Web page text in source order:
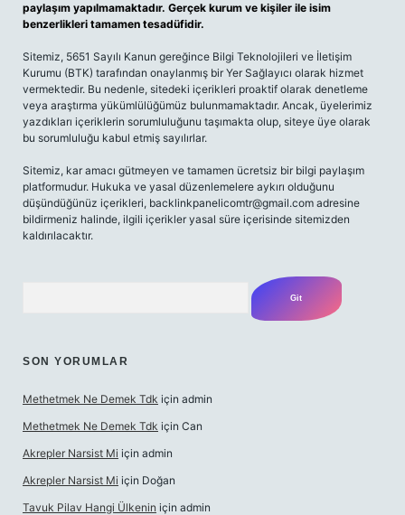
paylaşım yapılmamaktadır. Gerçek kurum ve kişiler ile isim
benzerlikleri tamamen tesadüfidir.
Sitemiz, 5651 Sayılı Kanun gereğince Bilgi Teknolojileri ve İletişim
Kurumu (BTK) tarafından onaylanmış bir Yer Sağlayıcı olarak hizmet
vermektedir. Bu nedenle, sitedeki içerikleri proaktif olarak denetleme
veya araştırma yükümlülüğümüz bulunmamaktadır. Ancak, üyelerimiz
yazdıkları içeriklerin sorumluluğunu taşımakta olup, siteye üye olarak
bu sorumluluğu kabul etmiş sayılırlar.
Sitemiz, kar amacı gütmeyen ve tamamen ücretsiz bir bilgi paylaşım
platformudur. Hukuka ve yasal düzenlemelere aykırı olduğunu
düşündüğünüz içerikleri, backlinkpanelicomtr@gmail.com adresine
bildirmeniz halinde, ilgili içerikler yasal süre içerisinde sitemizden
kaldırılacaktır.
SON YORUMLAR
Methetmek Ne Demek Tdk için admin
Methetmek Ne Demek Tdk için Can
Akrepler Narsist Mi için admin
Akrepler Narsist Mi için Doğan
Tavuk Pilav Hangi Ülkenin için admin